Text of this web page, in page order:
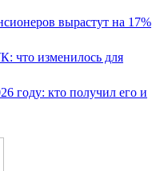
вырастут на 17%
что изменилось для
году: кто получил его и